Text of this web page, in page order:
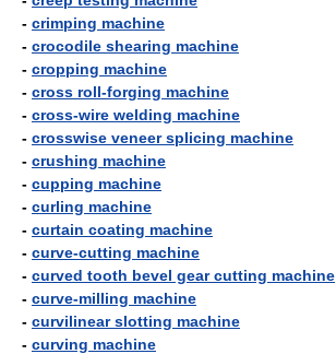
- crimping machine
- crocodile shearing machine
- cropping machine
- cross roll-forging machine
- cross-wire welding machine
- crosswise veneer splicing machine
- crushing machine
- cupping machine
- curling machine
- curtain coating machine
- curve-cutting machine
- curved tooth bevel gear cutting machine
- curve-milling machine
- curvilinear slotting machine
- curving machine